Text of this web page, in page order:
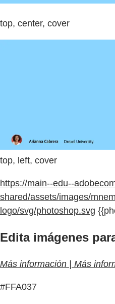
top, center, cover
top, left, cover
https://main--edu--
shared/assets/images/
logo/svg/photoshop.svg
Edita imágenes
Más información | Más
#FFA037